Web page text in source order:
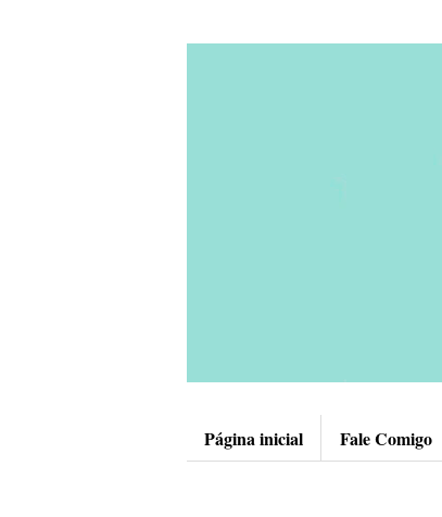
Página inicial Fale Comigo